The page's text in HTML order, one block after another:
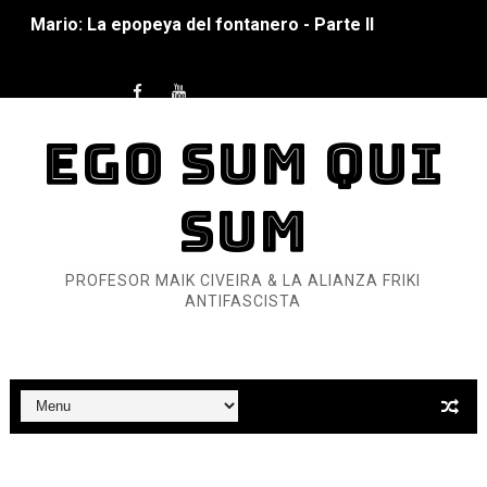
Mario: La epopeya del fontanero - Parte I
Pokémon: La película existencialista
Así se ve el fascismo en 2026... Y así se ve la
Un año para sobrevivir al mundo: Dos mil tíjiri cinco
Dioses y Monstruos: Guillermo (UNO)
EGO SUM QUI
SUM
PROFESOR MAIK CIVEIRA & LA ALIANZA FRIKI
ANTIFASCISTA